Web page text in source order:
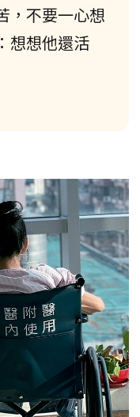
，不要一心想
想想他還活